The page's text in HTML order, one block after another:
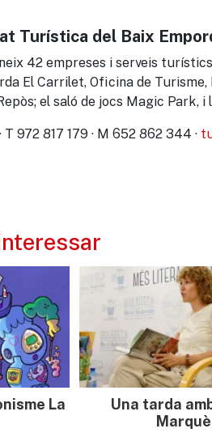
Turística del Baix
42 empreses i serveis
El Carrilet, Oficina de Turisme,
el saló de jocs Magic Park,
972 817 179 · M 652 862 344 ·
La
Una tarda